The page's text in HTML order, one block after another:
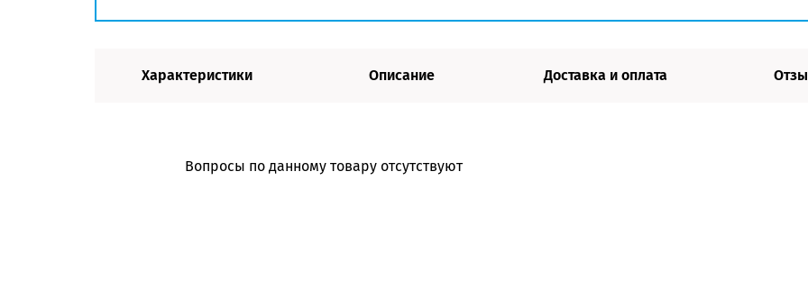
Характеристики Описание Доставка и оплата
Вопросы по данному товару отсутствуют